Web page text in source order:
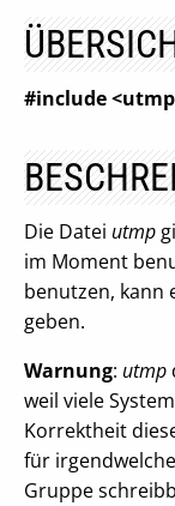
#include
Die Datei utmp
im Moment
benutzen, kann
geben.
Warnung: utmp
weil viele
Korrektheit
für
Gruppe